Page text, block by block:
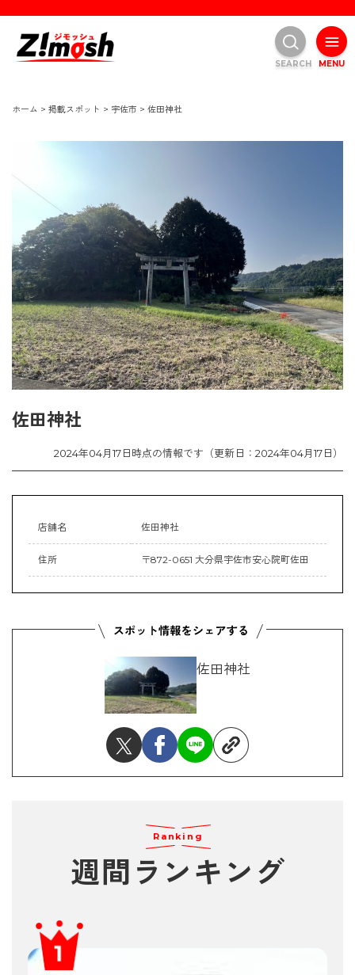
ホーム > 掲載スポット > 宇佐市 > 佐田神社
佐田神社
2024年04月17日時点の情報です（更新日：2024年04月17日）
店舗名 佐田神社
住所 〒872-0651 大分県宇佐市安心院町佐田
佐田神社
Ranking
週間ランキング
MENU
SEARCH